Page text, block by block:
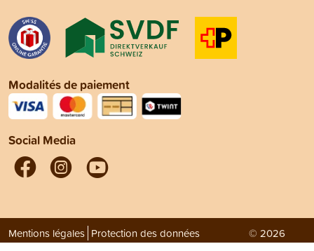
Modalités de paiement
Social Media
Mentions légales Protection des données
© 2026